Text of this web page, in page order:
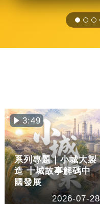
3:49
系列專題｜小城大製
造 十城故事解碼中
國發展
2026-07-28